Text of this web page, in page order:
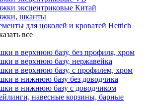
эксцентриковые Китай
шканты
для цоколей и кроватей Hettich
все
в верхнюю базу, без профиля, хром
в верхнюю базу, нержавейка
в верхнюю базу, с профилем, хром
в нижнюю базу без доводчика
в нижнюю базу с доводчиком
навесные корзины, барные